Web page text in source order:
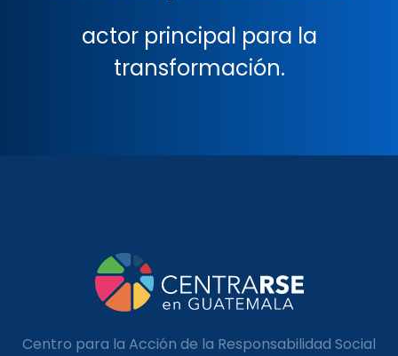
actor principal para la
transformación.
Centro para la Acción de la Responsabilidad Social